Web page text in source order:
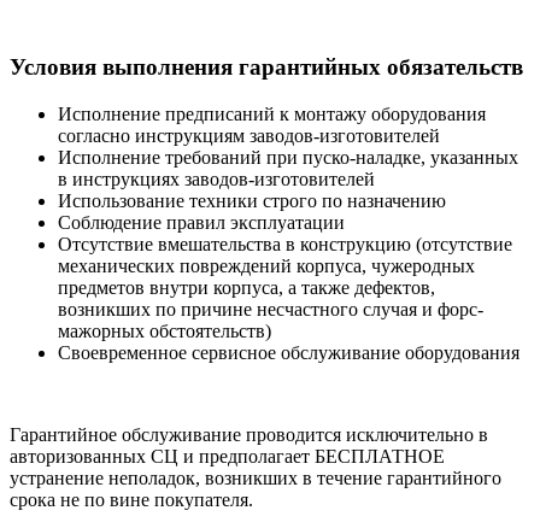
Условия выполнения гарантийных обязательств
Исполнение предписаний к монтажу оборудования
согласно инструкциям заводов-изготовителей
Исполнение требований при пуско-наладке, указанных
в инструкциях заводов-изготовителей
Использование техники строго по назначению
Соблюдение правил эксплуатации
Отсутствие вмешательства в конструкцию (отсутствие
механических повреждений корпуса, чужеродных
предметов внутри корпуса, а также дефектов,
возникших по причине несчастного случая и форс-
мажорных обстоятельств)
Своевременное сервисное обслуживание оборудования
Гарантийное обслуживание проводится исключительно в
авторизованных СЦ и предполагает БЕСПЛАТНОЕ
устранение неполадок, возникших в течение гарантийного
срока не по вине покупателя.